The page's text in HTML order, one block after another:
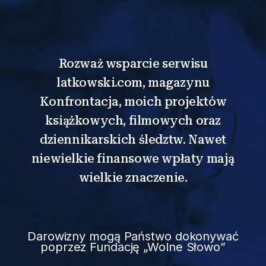
Rozważ wsparcie serwisu
latkowski.com, magazynu
Konfrontacja, moich projektów
książkowych, filmowych oraz
dziennikarskich śledztw. Nawet
niewielkie finansowe wpłaty mają
wielkie znaczenie.
Darowizny mogą Państwo dokonywać
poprzez Fundację „Wolne Słowo”